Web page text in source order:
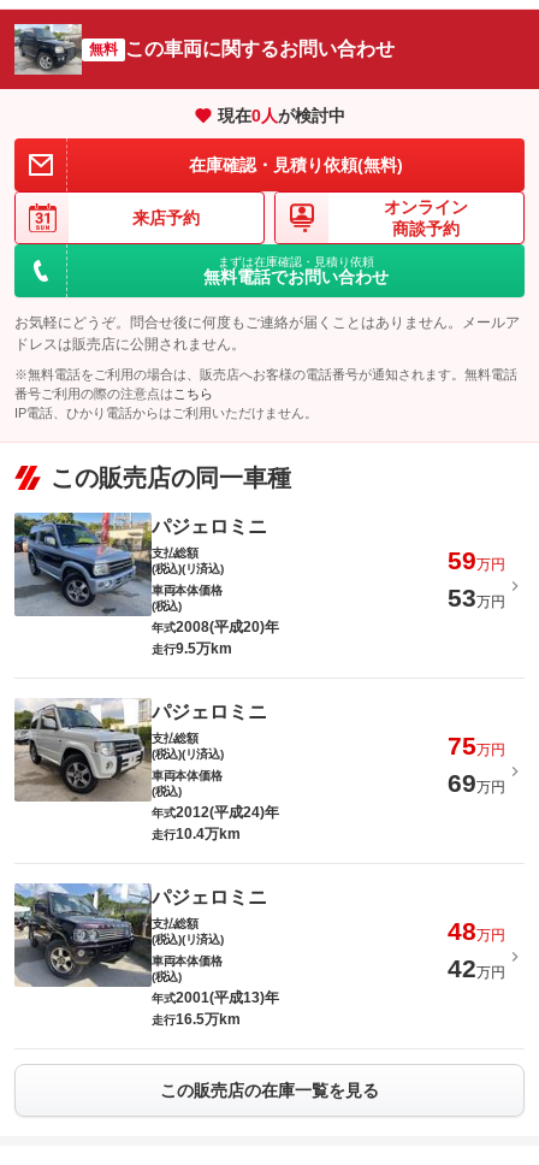
無料 この車両に関するお問い合わせ
現在0人が検討中
在庫確認・見積り依頼(無料)
来店予約
オンライン
商談予約
まずは在庫確認・見積り依頼
無料電話でお問い合わせ
お気軽にどうぞ。問合せ後に何度もご連絡が届くことはありません。メールア
ドレスは販売店に公開されません。
※無料電話をご利用の場合は、販売店へお客様の電話番号が通知されます。無料電話
番号ご利用の際の注意点は こちら
IP電話、ひかり電話からはご利用いただけません。
この販売店の同一車種
パジェロミニ
支払総額
(税込)(リ済込)
59万円
車両本体価格
(税込)
53万円
年式2008(平成20)年
走行9.5万km
パジェロミニ
支払総額
(税込)(リ済込)
75万円
車両本体価格
(税込)
69万円
年式2012(平成24)年
走行10.4万km
パジェロミニ
支払総額
(税込)(リ済込)
48万円
車両本体価格
(税込)
42万円
年式2001(平成13)年
走行16.5万km
この販売店の在庫一覧を見る